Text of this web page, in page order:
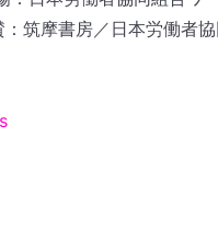
筑摩書房／日本労働者